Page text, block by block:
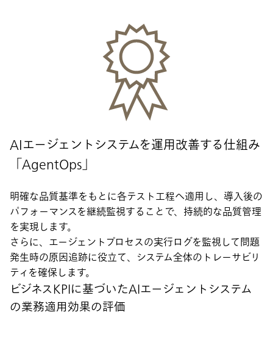
AIエージェントシステムを運用改善する仕組み
「AgentOps」
明確な品質基準をもとに各テスト工程へ適用し、導入後の
パフォーマンスを継続監視することで、持続的な品質管理
を実現します。
さらに、エージェントプロセスの実行ログを監視して問題
発生時の原因追跡に役立て、システム全体のトレーサビリ
ティを確保します。
ビジネスKPIに基づいたAIエージェントシステム
の業務適用効果の評価